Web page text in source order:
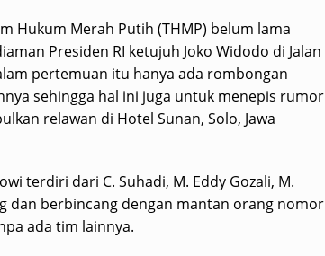
Hukum Merah Putih (THMP) belum lama
Presiden RI ketujuh Joko Widodo di Jalan
pertemuan itu hanya ada rombongan
sehingga hal ini juga untuk menepis rumor
relawan di Hotel Sunan, Solo, Jawa
terdiri dari C. Suhadi, M. Eddy Gozali, M.
dan berbincang dengan mantan orang nomor
ada tim lainnya.